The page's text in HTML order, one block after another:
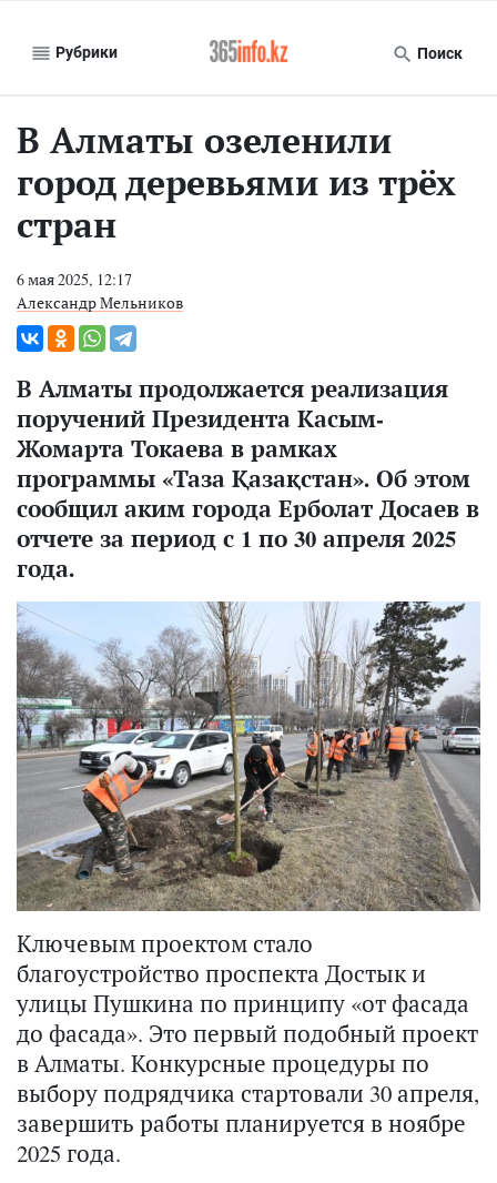
Рубрики Поиск
В Алматы озеленили
город деревьями из трёх
стран
6 мая 2025, 12:17
Александр Мельников
В Алматы продолжается реализация
поручений Президента Касым-
Жомарта Токаева в рамках
программы «Таза Қазақстан». Об этом
сообщил аким города Ерболат Досаев в
отчете за период с 1 по 30 апреля 2025
года.
Ключевым проектом стало
благоустройство проспекта Достык и
улицы Пушкина по принципу «от фасада
до фасада». Это первый подобный проект
в Алматы. Конкурсные процедуры по
выбору подрядчика стартовали 30 апреля,
завершить работы планируется в ноябре
2025 года.